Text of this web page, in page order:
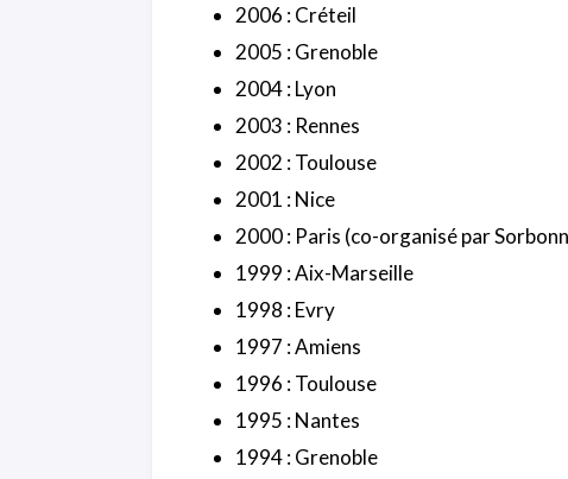
2006 : Créteil
2005 : Grenoble
2004 : Lyon
2003 : Rennes
2002 : Toulouse
2001 : Nice
2000 : Paris (co-organisé par
1999 : Aix-Marseille
1998 : Evry
1997 : Amiens
1996 : Toulouse
1995 : Nantes
1994 : Grenoble